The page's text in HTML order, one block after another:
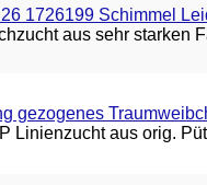
26 1726199 Schimmel
aus sehr starken
gezogenes
Linienzucht aus orig.